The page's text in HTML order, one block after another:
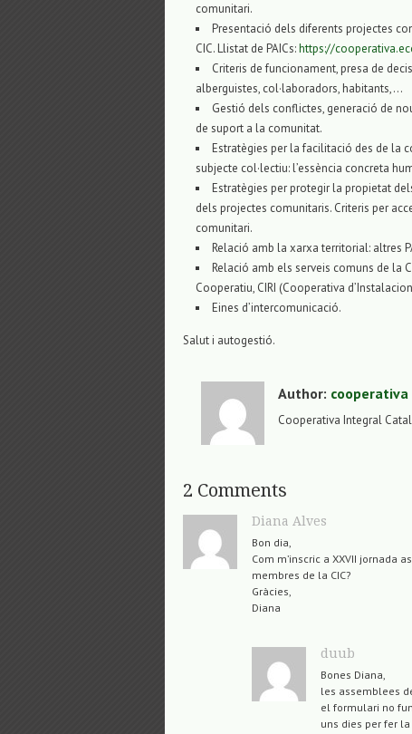
comunitari.
Presentació dels diferents projectes
CIC. Llistat de PAICs:https://
Criteris de funcionament, presa de
alberguistes, col·laboradors, habitants,…
Gestió dels conflictes, generació de
de suport a la comunitat.
Estratègies per la facilitació des de la
subjecte col·lectiu: l’essència concreta
Estratègies per protegir la propietat
dels projectes comunitaris. Criteris per
comunitari.
Relació amb la xarxa territorial: altres
Relació amb els serveis comuns de la
Cooperatiu, CIRI (Cooperativa
Eines d’intercomunicació.
Salut i autogestió.
Author: cooperativa
Cooperativa Integral
2 Comments
Diana Alves
Bon dia,
Com m’inscric a XXVII jornada
membres de la CIC?
Gràcies,
Diana
duub
Bones Diana,
les assemblees
el formulari no
uns dies per fer